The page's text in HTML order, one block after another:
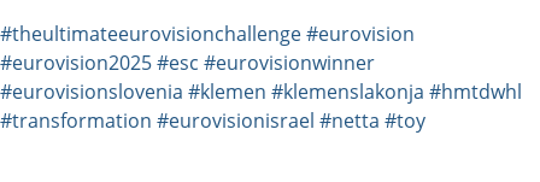
#theultimateeurovisionchallenge#eurovision
#eurovision2025#esc #eurovisionwinner
#eurovisionslovenia #klemen #klemenslakonja #hmtdwhl
#transformation #eurovisionisrael #netta #toy